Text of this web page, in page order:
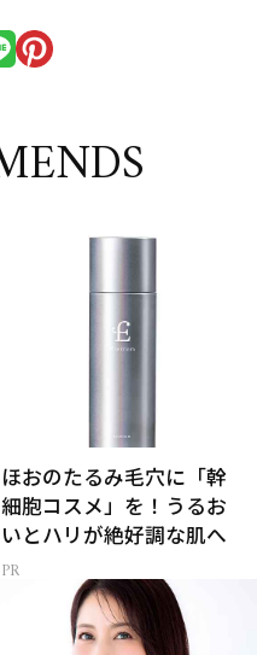
ほおのたるみ毛穴に「幹
細胞コスメ」を！うるお
いとハリが絶好調な肌へ